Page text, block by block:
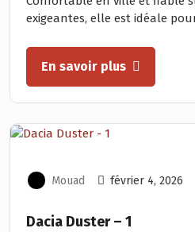
exigeantes, elle est idéale
En savoir plus
Mouad février 4, 2026
Dacia Duster – 1